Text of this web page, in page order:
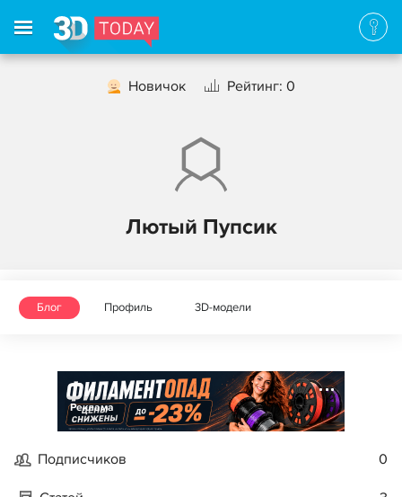
Новичок Рейтинг: 0
Лютый Пупсик
Блог Профиль 3D-модели
Реклама
Подписчиков 0